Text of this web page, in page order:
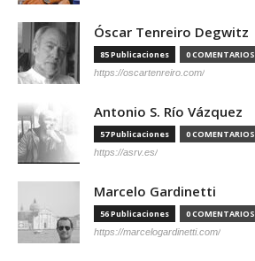
Óscar Tenreiro Degwitz
85 Publicaciones 0 COMENTARIOS
https://oscartenreiro.com/
Antonio S. Río Vázquez
57 Publicaciones 0 COMENTARIOS
https://asrv.es/
Marcelo Gardinetti
56 Publicaciones 0 COMENTARIOS
https://marcelogardinetti.com/